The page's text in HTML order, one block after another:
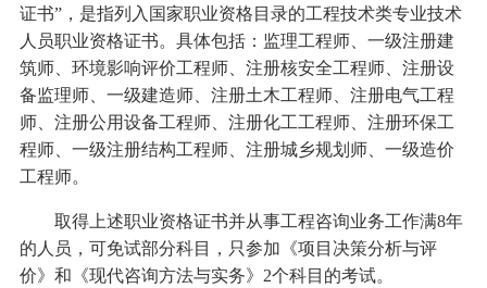
证书”，是指列入国家职业资格目录的工程技术类专业技术
人员职业资格证书。具体包括：监理工程师、一级注册建
筑师、环境影响评价工程师、注册核安全工程师、注册设
备监理师、一级建造师、注册土木工程师、注册电气工程
师、注册公用设备工程师、注册化工工程师、注册环保工
程师、一级注册结构工程师、注册城乡规划师、一级造价
工程师。
取得上述职业资格证书并从事工程咨询业务工作满8年
的人员，可免试部分科目，只参加《项目决策分析与评
价》和《现代咨询方法与实务》2个科目的考试。